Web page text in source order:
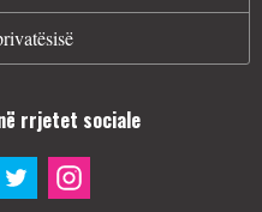
rrjetet sociale